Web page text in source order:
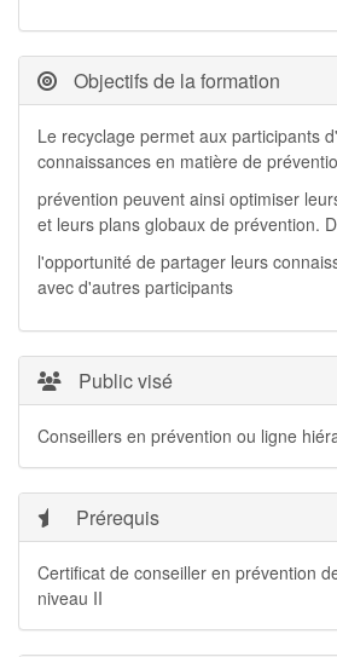
Objectifs de la formation
Le recyclage permet aux participants
connaissances en matière de
prévention peuvent ainsi optimiser
et leurs plans globaux de prévention.
l'opportunité de partager leurs
avec d'autres participants
Public visé
Conseillers en prévention ou ligne
Prérequis
Certificat de conseiller en prévention
niveau II